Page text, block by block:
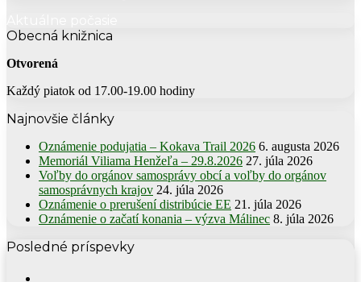
Obecná knižnica
Otvorená
Každý piatok od 17.00-19.00 hodiny
Najnovšie články
Oznámenie podujatia – Kokava Trail 2026 6. augusta 2026
Memoriál Viliama Henžeľa – 29.8.2026 27. júla 2026
Voľby do orgánov samosprávy obcí a voľby do orgánov
samosprávnych krajov 24. júla 2026
Oznámenie o prerušení distribúcie EE 21. júla 2026
Oznámenie o začatí konania – výzva Málinec 8. júla 2026
Posledné príspevky